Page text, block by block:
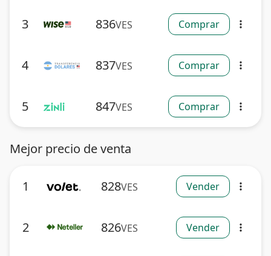
3 836VES Comprar more_vert
4 837VES Comprar more_vert
5 847VES Comprar more_vert
Mejor precio de venta
1 828VES Vender more_vert
2 826VES Vender more_vert